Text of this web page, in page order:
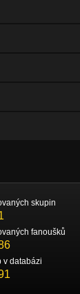
skupin
fanoušků
v databázi